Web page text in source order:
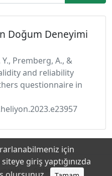
Doğum Deneyimi
Premberg, A., &
and reliability
questionnaire in
Gizlilik Politikası
için
giriş yaptığınızda